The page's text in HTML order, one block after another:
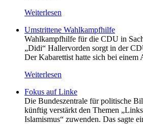
Weiterlesen
Umstrittene Wahlkampfhilfe
Wahlkampfhilfe für die CDU in
„Didi“ Hallervorden sorgt in der
Der Kabarettist hatte sich bei
Weiterlesen
Fokus auf Linke
Die Bundeszentrale für politische
künftig verstärkt den Themen
Islamismus“ zuwenden. Das sagte